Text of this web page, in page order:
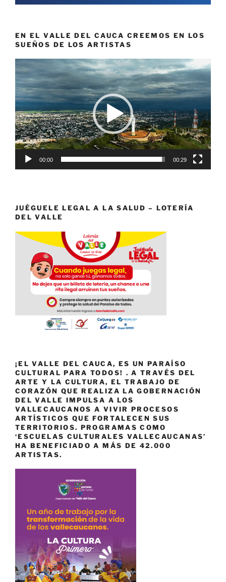
EN EL VALLE DEL CAUCA CREEMOS EN LOS
SUEÑOS DE LOS ARTISTAS
Reproductor
de
vídeo
00:00 00:29
JUÉGUELE LEGAL A LA SALUD – LOTERÍA
DEL VALLE
¡EL VALLE DEL CAUCA, ES UN PARAÍSO
CULTURAL PARA TODOS! . A TRAVÉS DEL
ARTE Y LA CULTURA, EL TRABAJO DE
CORAZÓN QUE REALIZA LA GOBERNACIÓN
DEL VALLE IMPULSA A LOS
VALLECAUCANOS A VIVIR PROCESOS
ARTÍSTICOS QUE FORTALECEN SUS
TERRITORIOS. PROGRAMAS COMO
‘ESCUELAS CULTURALES VALLECAUCANAS’
HA BENEFICIADO A MÁS DE 42.000
ARTISTAS.